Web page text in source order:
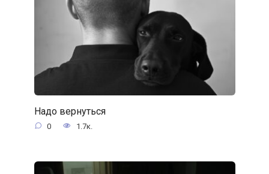
Надо вернуться
0 1.7к.